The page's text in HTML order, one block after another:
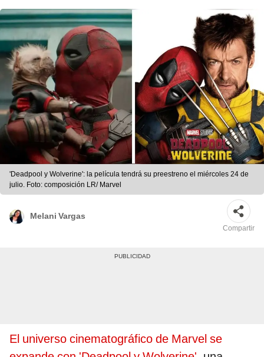
'Deadpool y Wolverine': la película tendrá su preestreno el miércoles 24 de
julio. Foto: composición LR/ Marvel
Melani Vargas
Compartir
El universo cinematográfico de Marvel se